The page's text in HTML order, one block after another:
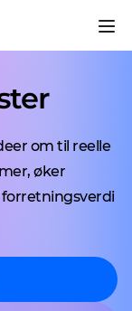
om til reelle
øker